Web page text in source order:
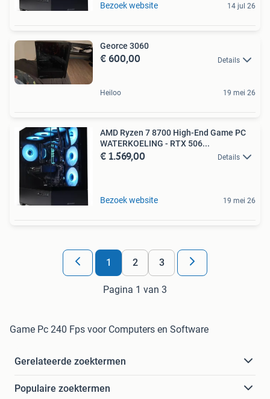
Bezoek website 14 jul 26
Georce 3060
€ 600,00 Details
Heiloo 19 mei 26
AMD Ryzen 7 8700 High-End Game PC
WATERKOELING - RTX 506...
€ 1.569,00 Details
Bezoek website 19 mei 26
1 2 3
Pagina 1 van 3
Game Pc 240 Fps voor Computers en Software
Gerelateerde zoektermen
Populaire zoektermen